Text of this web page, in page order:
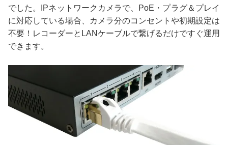
でした。IPネットワークカメラで、PoE・プラグ＆プレイ
に対応している場合、カメラ分のコンセントや初期設定は
不要！レコーダーとLANケーブルで繋げるだけですぐ運用
できます。